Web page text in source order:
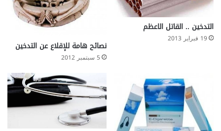
التدخين .. القاتل الاعظم
19 فبراير 2013
نصائح هامة للإقلاع عن التدخين
5 سبتمبر 2012